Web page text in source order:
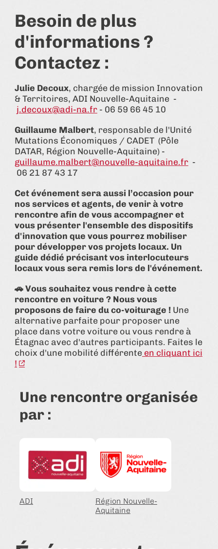
Besoin de plus
d'informations ?
Contactez :
Julie Decoux, chargée de mission Innovation
& Territoires, ADI Nouvelle-Aquitaine -
j.decoux@adi-na.fr - 06 59 66 45 10
Guillaume Malbert, responsable de l'Unité
Mutations Économiques / CADET (Pôle
DATAR, Région Nouvelle-Aquitaine) -
guillaume.malbert@nouvelle-aquitaine.fr -
06 21 87 43 17
Cet événement sera aussi l’occasion pour
nos services et agents, de venir à votre
rencontre afin de vous accompagner et
vous présenter l'ensemble des dispositifs
d'innovation que vous pourrez mobiliser
pour développer vos projets locaux. Un
guide dédié précisant vos interlocuteurs
locaux vous sera remis lors de l'événement.
🚗 Vous souhaitez vous rendre à cette
rencontre en voiture ? Nous vous
proposons de faire du co-voiturage ! Une
alternative parfaite pour proposer une
place dans votre voiture ou vous rendre à
Étagnac avec d'autres participants. Faites le
choix d'une mobilité différente en cliquant ici
!
Une rencontre organisée
par :
ADI
Région Nouvelle-
Aquitaine